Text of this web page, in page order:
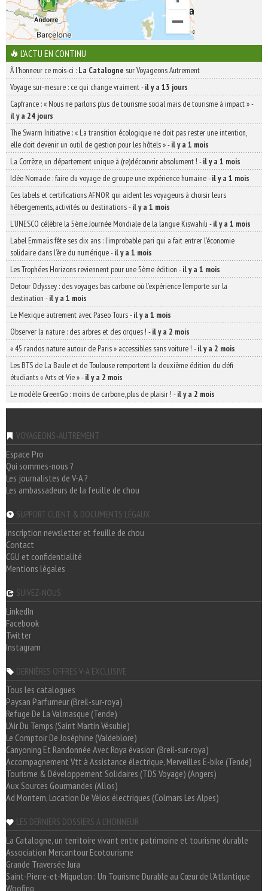
L'ACTU EN CONTINU
À l'honneur ce mois-ci : La Catalogne sur Voyageons Autrement
Voyage sur-mesure : ce qui change vraiment-il y a 13 jours
Capfrance : « Nous ne parlons plus de tourisme social mais de tourisme à impact »-
il y a 24 jours
The Swarm Initiative : « La transition écologique ne doit pas rester une intention,
elle doit devenir un outil de gestion pour les hôtels »-il y a 1 mois
La Corrèze, un département unique à (re)découvrir absolument ! -il y a 1 mois
Idée Nomade : faire du voyage de groupe une expérience humaine-il y a 1 mois
Ces labels et certifications AFNOR qui aident les voyageurs à choisir leurs
hébergements, activités ou destinations-il y a 1 mois
L’UNESCO célèbre la 5ème Journée Mondiale de la langue Kiswahili -il y a 1 mois
Label Emmaüs fête ses dix ans : l’improbable pari qui a fait entrer l’économie
solidaire dans l’ère du numérique-il y a 1 mois
Les Trophées Horizons reviennent pour une 5ème édition -il y a 1 mois
Detour Odyssey : des voyages bas carbone où l’expérience l’emporte sur la
destination -il y a 1 mois
Le Mexique autrement avec Paseo Tours-il y a 1 mois
Observer la nature : des arbres et des orques ! -il y a 2 mois
« 45 randos nature autour de Paris » accessibles sans voiture ! -il y a 2 mois
Les BTS de La Baule et de Toulouse remportent la deuxième édition du défi
étudiants « Arts et Vie »-il y a 2 mois
Le modèle GreenGo : moins de carbone, plus de plaisir ! -il y a 2 mois
VOYAGEONS-AUTREMENT
Espace Pro
Qui sommes-nous ?
Les journalistes de V-A ?
Les ambassadeurs de la feuille de chou
SUPPORT CLIENT & DOCUMENTS LÉGAUX
Inscription newsletter et feuille de chou
Contact
CGU et confidentialité
Mentions légales
SUIVEZ-NOUS
LinkedIn
Facebook
Twitter
Instagram
DERNIÈRES OFFRES V-A EXCLUSIVE
Tous les catalogues
Paysan Parfumeur (Breil-sur-roya)
Refuge De La Valmasque (Tende)
L'Air Du Temps (Saint Martin Vésubie)
Le Comptoir De Joséphine (Valdeblore)
Canyoning Et Randonnée Avec Roya évasion (Breil-sur-roya)
Accompagnement Vtt à Assistance électrique, Merveilles E-bike (Tende)
Tourisme & Développement Solidaires (TDS Voyage) (Angers)
Aux Sources Gourmandes (Allos)
Ad Montem, Location De Vélos électriques (Colmars Les Alpes)
LES DERNIERS DOSSIERS A L'HONNEUR
La Catalogne, un territoire vivant entre patrimoine et tourisme durable
Association Mercantour Ecotourisme
Grande Traversée Jura
Saint-Pierre-et-Miquelon : Un Tourisme Durable au Cœur de l'Atlantique
Woofing